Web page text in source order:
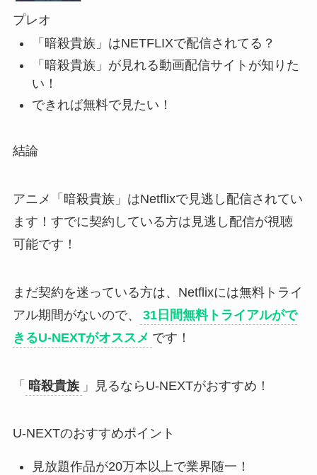
プレオ
「暗殺貴族」はNETFLIXで配信されてる？
「暗殺貴族」が見れる動画配信サイトが知りた
い！
できれば無料で見たい！
結論
アニメ「暗殺貴族」はNetflixで見逃し配信されてい
ます！すでに契約している方は見逃し配信が視聴
可能です！
まだ契約を迷っている方は、Netflixには無料トライ
アル期間がないので、
31日間無料トライアルがで
きるU-NEXTがオススメ です！
「 暗殺貴族 」見るならU-NEXTがおすすめ！
U-NEXTのおすすめポイント
見放題作品が20万本以上で業界随一！